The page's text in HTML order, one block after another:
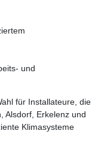
und
für Installateure, die
Alsdorf, Erkelenz und
Klimasysteme